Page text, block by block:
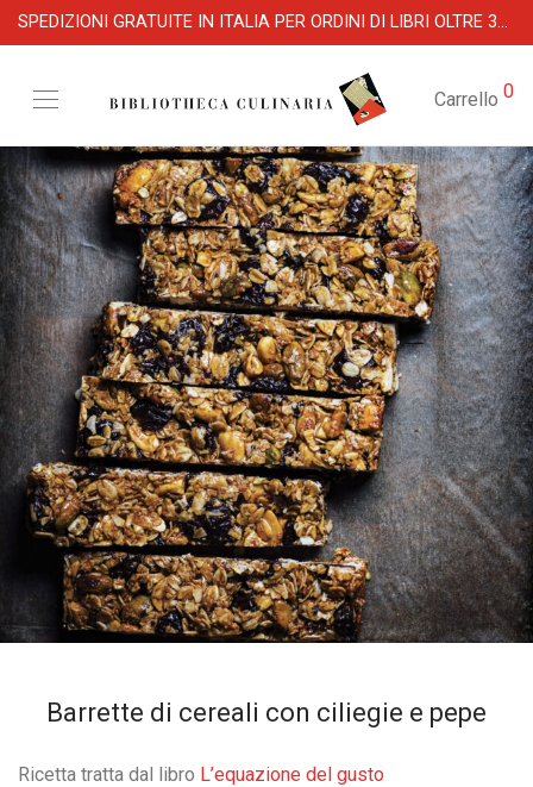
SPEDIZIONI GRATUITE IN ITALIA PER ORDINI DI LIBRI OLTRE 39 €
Carrello 0
Barrette di cereali con ciliegie e pepe
Ricetta tratta dal libro L’equazione del gusto